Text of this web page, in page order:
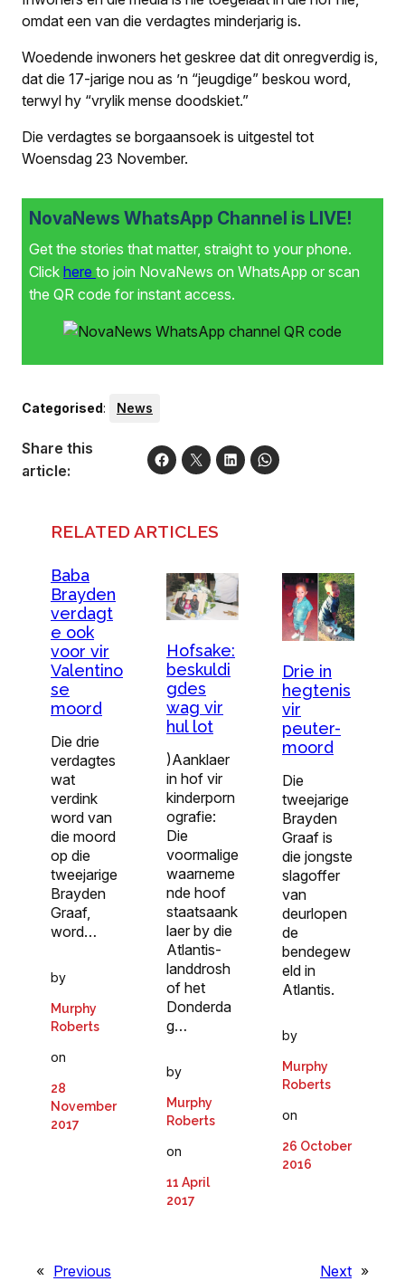
omdat een van die verdagtes minderjarig is.
Woedende inwoners het geskree dat dit onregverdig is,
dat die 17-jarige nou as ’n “jeugdige” beskou word,
terwyl hy “vrylik mense doodskiet.”
Die verdagtes se borgaansoek is uitgestel tot
Woensdag 23 November.
NovaNews WhatsApp Channel is LIVE!
Get the stories that matter, straight to your phone.
Click here to join NovaNews on WhatsApp or scan
the QR code for instant access.
Categorised: News
Share this
article:
RELATED ARTICLES
Baba
Brayden
verdagt
e ook
voor vir
Valentino
se
moord
Die drie
verdagtes
wat
verdink
word van
die moord
op die
tweejarige
Brayden
Graaf,
word…
by
Murphy
Roberts
on
28
November
2017
Hofsake:
beskuldi
gdes
wag vir
hul lot
)Aanklaer
in hof vir
kinderporn
ografie:
Die
voormalige
waarneme
nde hoof
staatsaank
laer by die
Atlantis-
landdrosh
of het
Donderda
g…
by
Murphy
Roberts
on
11 April
2017
Drie in
hegtenis
vir
peuter-
moord
Die
tweejarige
Brayden
Graaf is
die jongste
slagoffer
van
deurlopen
de
bendegew
eld in
Atlantis.
by
Murphy
Roberts
on
26 October
2016
« Previous Next »